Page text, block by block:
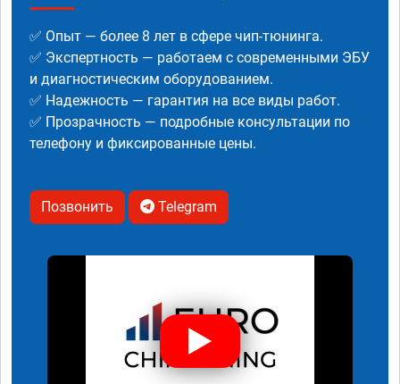
✅ Опыт — более 8 лет в сфере чип-тюнинга.
✅ Экспертность — работаем с современными ЭБУ
и диагностическим оборудованием.
✅ Надежность — гарантия на все виды работ.
✅ Прозрачность — подробные консультации по
телефону и фиксированные цены.
Позвонить Telegram